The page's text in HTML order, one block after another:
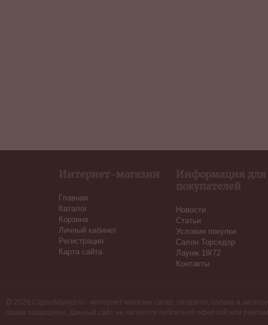
Интернет-магазин
Главная
Каталог
Корзина
Личный кабинет
Регистрация
Карта сайта
Информация для
покупателей
Новости
Статьи
Условия покупки
Салон Торседор
Лаунж 19/72
Контакты
2026 CigarsMarket.ru - интернет-магазин сигар, сигарилл, табака и
права защищены. Данный сайт не является публичной офертой или